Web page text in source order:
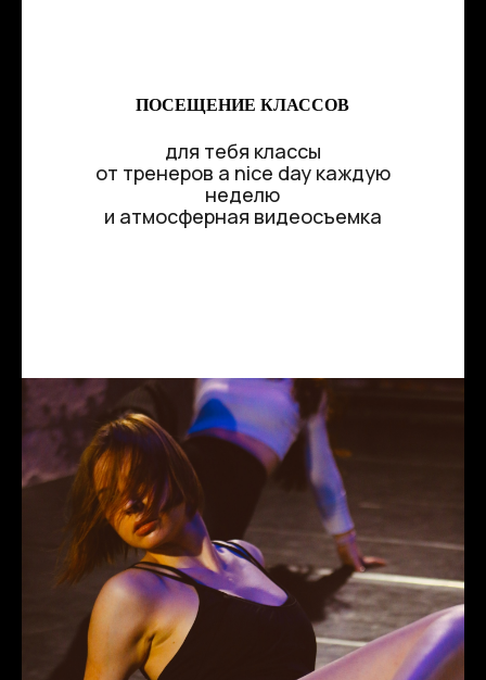
ПОСЕЩЕНИЕ КЛАССОВ
для тебя классы
от тренеров a nice day каждую
неделю
и атмосферная видеосъемка